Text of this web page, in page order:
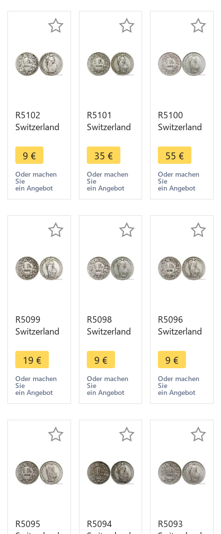
R5102
Switzerland
Helvetia
1899 B
Berne Silver
-> Make
offer
9 €
Oder machen
Sie
ein Angebot
R5101
Switzerland
Helvetia
1899 B
Berne Silver
-> Make
offer
35 €
Oder machen
Sie
ein Angebot
R5100
Switzerland
Helvetia
1900 B
Berne Silver
Quality !! ->
Make offer
55 €
Oder machen
Sie
ein Angebot
R5099
Switzerland
Helvetia
1900 B
Berne Silver
-> Make
offer
19 €
Oder machen
Sie
ein Angebot
R5098
Switzerland
Helvetia
1900 B
Berne Silver
-> Make
offer
9 €
Oder machen
Sie
ein Angebot
R5096
Switzerland
Helvetia
1901 B
Berne Silver
-> Make
offer
9 €
Oder machen
Sie
ein Angebot
R5095
R5094
R5093